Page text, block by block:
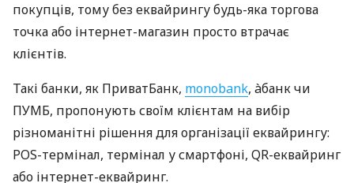
покупців, тому без еквайрингу будь-яка торгова
точка або інтернет-магазин просто втрачає
клієнтів.
Такі банки, як ПриватБанк, monobank, àбанк чи
ПУМБ, пропонують своїм клієнтам на вибір
різноманітні рішення для організації еквайрингу:
POS-термінал, термінал у смартфоні, QR-еквайринг
або інтернет-еквайринг.